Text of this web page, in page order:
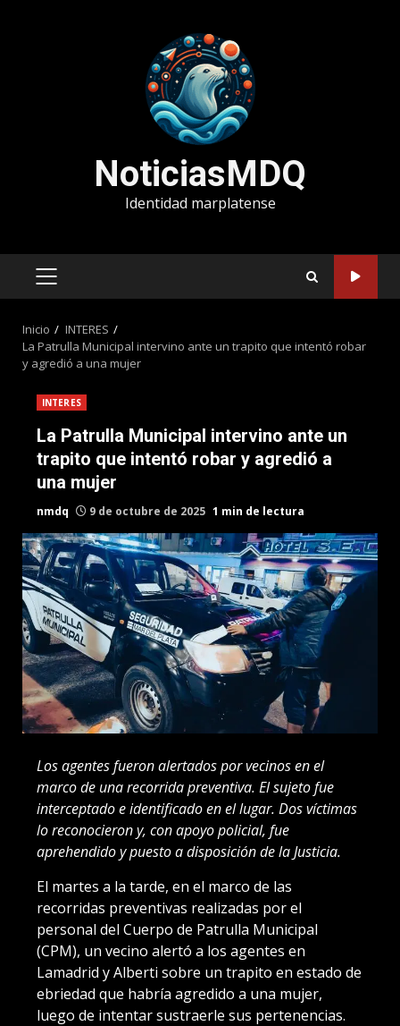
NoticiasMDQ
Identidad marplatense
MENÚ
Inicio
INTERES
La Patrulla Municipal intervino ante un trapito que intentó robar
y agredió a una mujer
INTERES
La Patrulla Municipal intervino ante un
trapito que intentó robar y agredió a
una mujer
nmdq 9 de octubre de 2025 1 min de lectura
Los agentes fueron alertados por vecinos en el
marco de una recorrida preventiva. El sujeto fue
interceptado e identificado en el lugar. Dos víctimas
lo reconocieron y, con apoyo policial, fue
aprehendido y puesto a disposición de la Justicia.
El martes a la tarde, en el marco de las
recorridas preventivas realizadas por el
personal del Cuerpo de Patrulla Municipal
(CPM), un vecino alertó a los agentes en
Lamadrid y Alberti sobre un trapito en estado de
ebriedad que habría agredido a una mujer,
luego de intentar sustraerle sus pertenencias.